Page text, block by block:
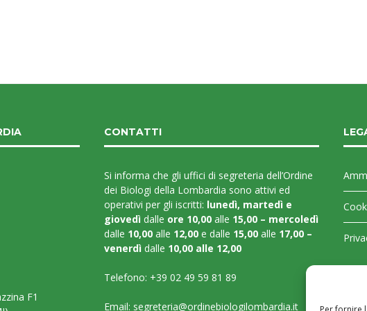
F1
CONTATTI
Si informa che gli uffici di segreteria dell’Ordine
dei Biologi della Lombardia sono attivi ed
operativi per gli iscritti: lunedì, martedì e
giovedì dalle ore 10,00 alle 15,00 – mercoledì
dalle 10,00 alle 12,00 e dalle 15,00 alle 17,00 –
venerdì dalle 10,00 alle 12,00
Telefono: +39 02 49 59 81 89
Email: segreteria@ordinebiologilombardia.it